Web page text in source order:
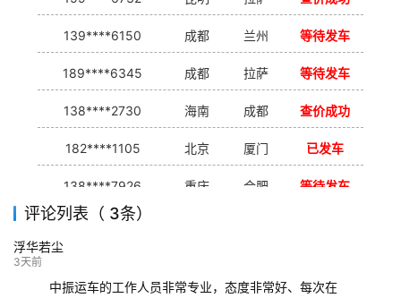
139****6150 成都 兰州 等待发车
189****6345 成都 拉萨 等待发车
138****2730 海南 成都 查价成功
182****1105 北京 厦门 已发车
138****7926 重庆 合肥 等待发车
139****9233
评论列表（ 3条）
浮华若尘
3天前
中振运车的工作人员非常专业，态度非常好、每次在